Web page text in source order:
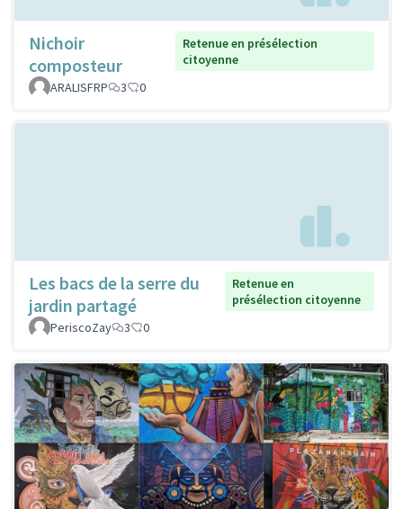
Nichoir
composteur
Retenue en présélection
citoyenne
ARALISFRP
3 0
Les bacs de la serre du
jardin partagé
Retenue en
présélection citoyenne
PeriscoZay
3 0